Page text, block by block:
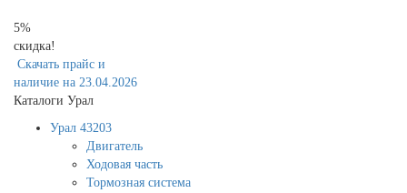
5%
скидка!
Скачать прайс и
наличие на 23.04.2026
Каталоги Урал
Урал 43203
Двигатель
Ходовая часть
Тормозная система